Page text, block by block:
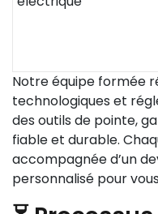
Notre équipe formée
technologiques et
des outils de pointe,
fiable et durable.
accompagnée d’un
personnalisé pour